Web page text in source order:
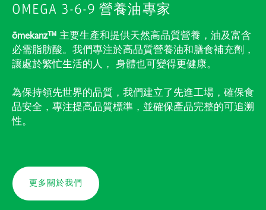
OMEGA 3-6-9 營養油專家
ōmekanz™ 主要生產和提供天然高品質營養，油及富含
必需脂肪酸。我們專注於高品質營養油和膳食補充劑，
讓處於繁忙生活的人， 身體也可變得更健康。
為保持領先世界的品質，我們建立了先進工場，確保食
品安全，專注提高品質標準，並確保產品完整的可追溯
性。
更多關於我們